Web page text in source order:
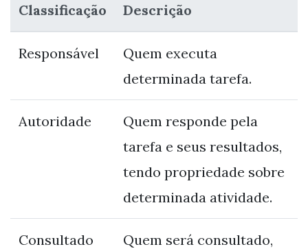
Classificação Descrição
Responsável
Quem executa
determinada tarefa.
Autoridade
Quem responde pela
tarefa e seus resultados,
tendo propriedade sobre
determinada atividade.
Consultado
Quem será consultado,